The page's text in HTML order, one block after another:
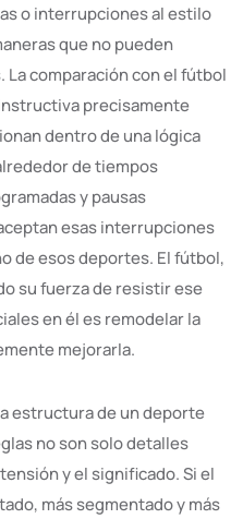
o interrupciones al estilo
que no pueden
comparación con el fútbol
precisamente
dentro de una lógica
de tiempos
y pausas
esas interrupciones
de esos deportes. El fútbol,
su fuerza de resistir ese
en él es remodelar la
mejorarla.
estructura de un deporte
no son solo detalles
y el significado. Si el
más segmentado y más